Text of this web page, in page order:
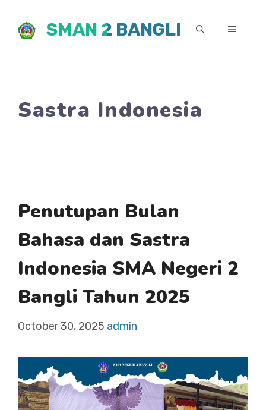
SMAN 2 BANGLI MENU
Sastra Indonesia
Penutupan Bulan
Bahasa dan Sastra
Indonesia SMA Negeri 2
Bangli Tahun 2025
October 30, 2025 admin